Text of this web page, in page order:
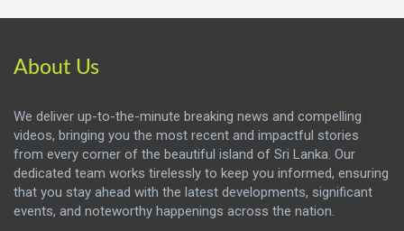
About Us
We deliver up-to-the-minute breaking news and compelling
videos, bringing you the most recent and impactful stories
from every corner of the beautiful island of Sri Lanka. Our
dedicated team works tirelessly to keep you informed, ensuring
that you stay ahead with the latest developments, significant
events, and noteworthy happenings across the nation.